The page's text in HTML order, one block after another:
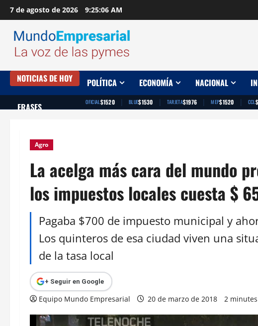
Saltar
al
contenido
7 de agosto de 2026 9:25:07 AM
NOTICIAS DE HOY POLÍTICA ECONOMÍA NACIONAL
FRASES OFICIAL$1520 | BLUE$1530 | TARJETA$1976 | MEP$1520 | CCL
Agro
La acelga más cara del mundo
los impuestos locales cuesta $
Pagaba $700 de impuesto municipal y
Los quinteros de esa ciudad viven una
de la tasa local
+ Seguir en Google
Equipo Mundo Empresarial 20 de marzo de 2018 2